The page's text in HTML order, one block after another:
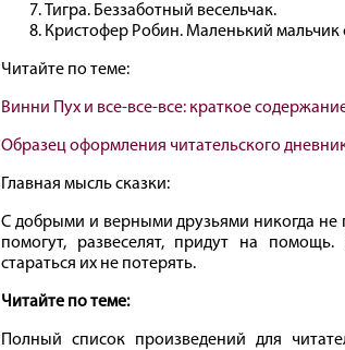
Тигра. Беззаботный весельчак.
Кристофер Робин. Маленький
Читайте по теме:
Винни Пух и все‐все‐все: краткое
Образец оформления читательского
Главная мысль сказки:
С добрыми и верными друзьями никогда не
помогут, развеселят, придут на
стараться их не потерять.
Читайте по теме:
Полный список произведений для